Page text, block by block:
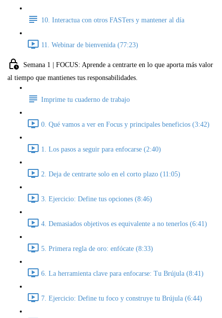
10. Interactua con otros FASTers y mantener al día
11. Webinar de bienvenida (77:23)
Semana 1 | FOCUS: Aprende a centrarte en lo que aporta más valor
al tiempo que mantienes tus responsabilidades.
Imprime tu cuaderno de trabajo
0. Qué vamos a ver en Focus y principales beneficios (3:42)
1. Los pasos a seguir para enfocarse (2:40)
2. Deja de centrarte solo en el corto plazo (11:05)
3. Ejercicio: Define tus opciones (8:46)
4. Demasiados objetivos es equivalente a no tenerlos (6:41)
5. Primera regla de oro: enfócate (8:33)
6. La herramienta clave para enfocarse: Tu Brújula (8:41)
7. Ejercicio: Define tu foco y construye tu Brújula (6:44)